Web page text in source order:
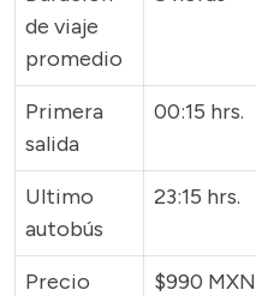
de viaje
promedio
Primera
salida
00:15 hrs.
Ultimo
autobús
23:15 hrs.
Precio
$990 MXN